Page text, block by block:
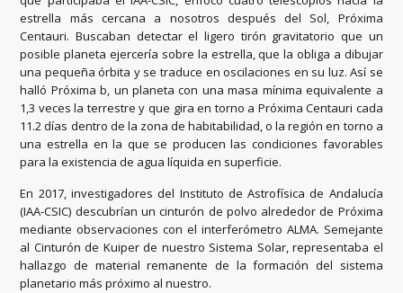
estrella más cercana a nosotros después del Sol, Próxima
Centauri. Buscaban detectar el ligero tirón gravitatorio que un
posible planeta ejercería sobre la estrella, que la obliga a dibujar
una pequeña órbita y se traduce en oscilaciones en su luz. Así se
halló Próxima b, un planeta con una masa mínima equivalente a
1,3 veces la terrestre y que gira en torno a Próxima Centauri cada
11.2 días dentro de la zona de habitabilidad, o la región en torno a
una estrella en la que se producen las condiciones favorables
para la existencia de agua líquida en superficie.
En 2017, investigadores del Instituto de Astrofísica de Andalucía
(IAA-CSIC) descubrían un cinturón de polvo alrededor de Próxima
mediante observaciones con el interferómetro ALMA. Semejante
al Cinturón de Kuiper de nuestro Sistema Solar, representaba el
hallazgo de material remanente de la formación del sistema
planetario más próximo al nuestro.